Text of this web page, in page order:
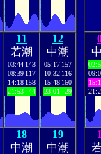
11
若潮
03:44 143
08:39 117
14:18 158
21:53
44
12
中潮
05:17 157
10:32 116
15:48 160
23:01
29
18
中潮
19
中潮